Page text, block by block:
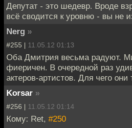
Депутат - это шедевр. Вроде
всё сводится к уровню - вы не
Nerg »
#255 | 11.05.12 01:13
Оба Дмитрия весьма радуют.
фиеричен. В очередной раз
актеров-артистов. Для чего они
Korsar »
#256 | 11.05.12 01:14
Кому: Ret, #250